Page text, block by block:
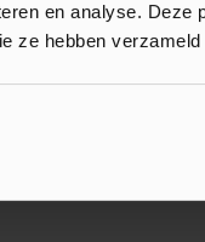
en analyse. Deze
ze hebben
showroom van
nieuwste trends en
persoonlijk advies